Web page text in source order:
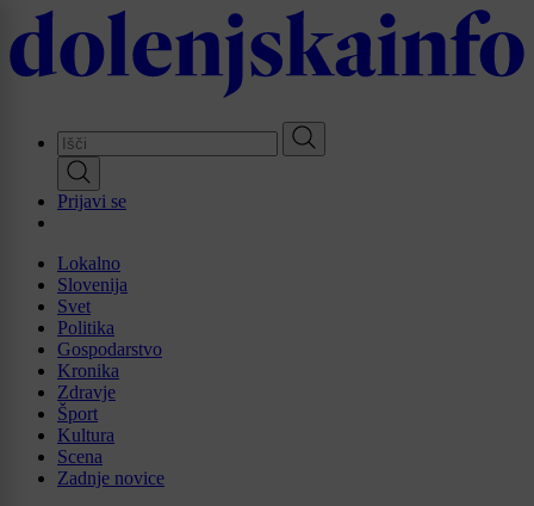
Skip
to
main
Prijavi se
Lokalno
Slovenija
Svet
Politika
Gospodarstvo
Kronika
Zdravje
Šport
Kultura
Scena
Zadnje novice